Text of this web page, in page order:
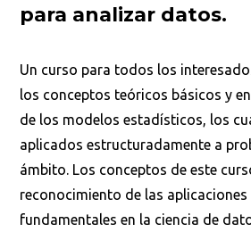
para analizar datos.
Un curso para todos los
los conceptos teóricos básicos y
de los modelos estadísticos, los
aplicados estructuradamente a
ámbito. Los conceptos de este
reconocimiento de las
fundamentales en la ciencia de